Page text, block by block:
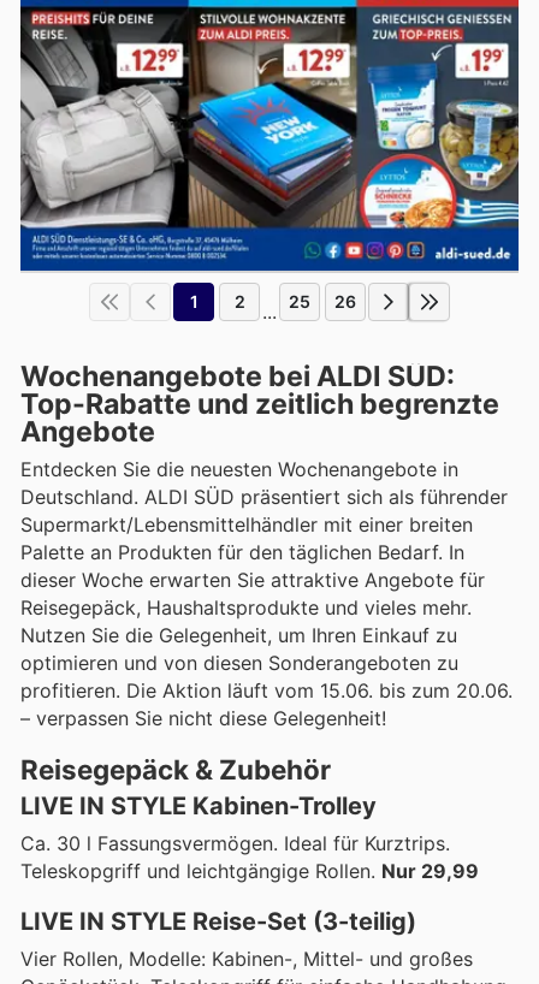
1 2 ... 25 26
Wochenangebote bei ALDI SÜD:
Top-Rabatte und zeitlich begrenzte
Angebote
Entdecken Sie die neuesten Wochenangebote in
Deutschland. ALDI SÜD präsentiert sich als führender
Supermarkt/Lebensmittelhändler mit einer breiten
Palette an Produkten für den täglichen Bedarf. In
dieser Woche erwarten Sie attraktive Angebote für
Reisegepäck, Haushaltsprodukte und vieles mehr.
Nutzen Sie die Gelegenheit, um Ihren Einkauf zu
optimieren und von diesen Sonderangeboten zu
profitieren. Die Aktion läuft vom 15.06. bis zum 20.06.
– verpassen Sie nicht diese Gelegenheit!
Reisegepäck & Zubehör
LIVE IN STYLE Kabinen-Trolley
Ca. 30 l Fassungsvermögen. Ideal für Kurztrips.
Teleskopgriff und leichtgängige Rollen. Nur 29,99
LIVE IN STYLE Reise-Set (3-teilig)
Vier Rollen, Modelle: Kabinen-, Mittel- und großes